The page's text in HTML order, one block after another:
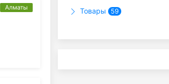
Алматы Товары 59